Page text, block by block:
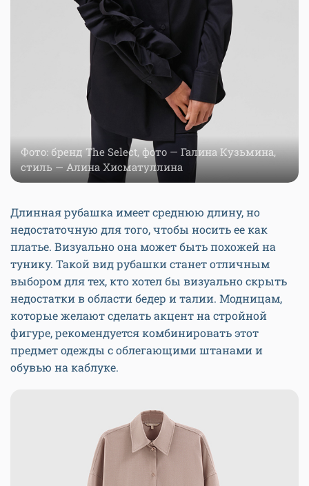
Фото: бренд The Select, фото — Галина Кузьмина,
стиль — Алина Хисматуллина
Длинная рубашка имеет среднюю длину, но
недостаточную для того, чтобы носить ее как
платье. Визуально она может быть похожей на
тунику. Такой вид рубашки станет отличным
выбором для тех, кто хотел бы визуально скрыть
недостатки в области бедер и талии. Модницам,
которые желают сделать акцент на стройной
фигуре, рекомендуется комбинировать этот
предмет одежды с облегающими штанами и
обувью на каблуке.